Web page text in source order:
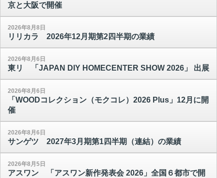
京と大阪で開催
2026年8月8日
リリカラ 2026年12月期第2四半期の業績
2026年8月6日
東リ 「JAPAN DIY HOMECENTER SHOW 2026」 出展
2026年8月6日
「WOODコレクション（モクコレ）2026 Plus」12月に開
催
2026年8月6日
サンゲツ 2027年3月期第1四半期（連結）の業績
2026年8月5日
アスワン 「アスワン新作発表会 2026」全国６都市で開